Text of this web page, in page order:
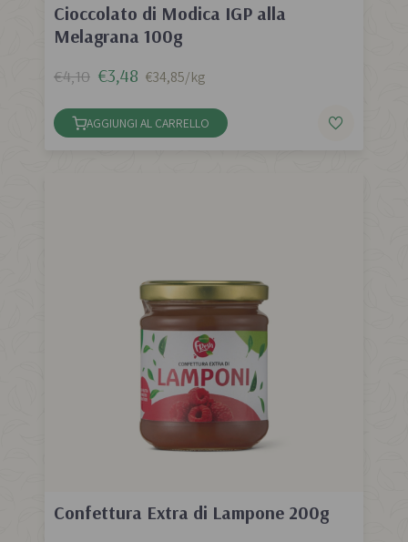
Cioccolato di Modica IGP alla
Melagrana 100g
€4,10 €3,48 €34,85/kg
AGGIUNGI AL CARRELLO
Confettura Extra di Lampone 200g